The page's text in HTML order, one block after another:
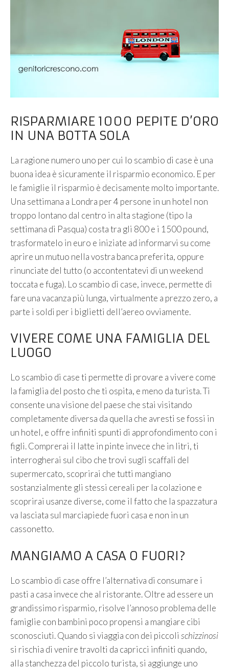
RISPARMIARE 1000 PEPITE D’ORO
IN UNA BOTTA SOLA
La ragione numero uno per cui lo scambio di case è una
buona idea è sicuramente il risparmio economico. E per
le famiglie il risparmio è decisamente molto importante.
Una settimana a Londra per 4 persone in un hotel non
troppo lontano dal centro in alta stagione (tipo la
settimana di Pasqua) costa tra gli 800 e i 1500 pound,
trasformatelo in euro e iniziate ad informarvi su come
aprire un mutuo nella vostra banca preferita, oppure
rinunciate del tutto (o accontentatevi di un weekend
toccata e fuga). Lo scambio di case, invece, permette di
fare una vacanza più lunga, virtualmente a prezzo zero, a
parte i soldi per i biglietti dell’aereo ovviamente.
VIVERE COME UNA FAMIGLIA DEL
LUOGO
Lo scambio di case ti permette di provare a vivere come
la famiglia del posto che ti ospita, e meno da turista. Ti
consente una visione del paese che stai visitando
completamente diversa da quella che avresti se fossi in
un hotel, e offre infiniti spunti di approfondimento con i
figli. Comprerai il latte in pinte invece che in litri, ti
interrogherai sul cibo che trovi sugli scaffali del
supermercato, scoprirai che tutti mangiano
sostanzialmente gli stessi cereali per la colazione e
scoprirai usanze diverse, come il fatto che la spazzatura
va lasciata sul marciapiede fuori casa e non in un
cassonetto.
MANGIAMO A CASA O FUORI?
Lo scambio di case offre l’alternativa di consumare i
pasti a casa invece che al ristorante. Oltre ad essere un
grandissimo risparmio, risolve l’annoso problema delle
famiglie con bambini poco propensi a mangiare cibi
sconosciuti. Quando si viaggia con dei piccoli schizzinosi
si rischia di venire travolti da capricci infiniti quando,
alla stanchezza del piccolo turista, si aggiunge uno